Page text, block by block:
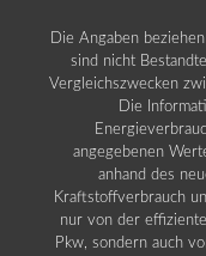
Die Angaben
sind nicht
Vergleichszwecken
Die
angegebenen
anhand des
Kraftstoffverbrauch
nur von der
Pkw, sondern auch